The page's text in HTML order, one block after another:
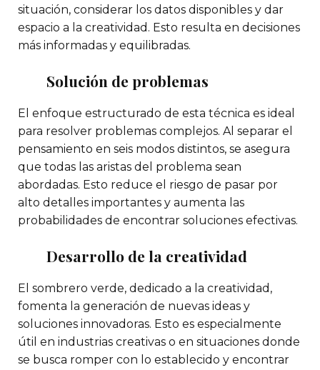
situación, considerar los datos disponibles y dar
espacio a la creatividad. Esto resulta en decisiones
más informadas y equilibradas.
Solución de problemas
El enfoque estructurado de esta técnica es ideal
para resolver problemas complejos. Al separar el
pensamiento en seis modos distintos, se asegura
que todas las aristas del problema sean
abordadas. Esto reduce el riesgo de pasar por
alto detalles importantes y aumenta las
probabilidades de encontrar soluciones efectivas.
Desarrollo de la creatividad
El sombrero verde, dedicado a la creatividad,
fomenta la generación de nuevas ideas y
soluciones innovadoras. Esto es especialmente
útil en industrias creativas o en situaciones donde
se busca romper con lo establecido y encontrar